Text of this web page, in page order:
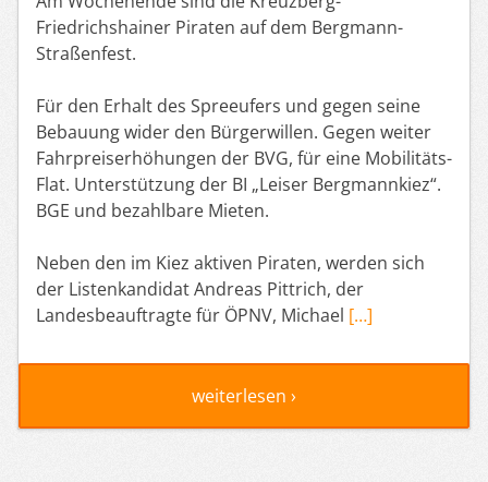
Friedrichshainer Piraten auf dem Bergmann-
Straßenfest.
Für den Erhalt des Spreeufers und gegen seine
Bebauung wider den Bürgerwillen. Gegen weiter
Fahrpreiserhöhungen der BVG, für eine Mobilitäts-
Flat. Unterstützung der BI „Leiser Bergmannkiez“.
BGE und bezahlbare Mieten.
Neben den im Kiez aktiven Piraten, werden sich
der Listenkandidat Andreas Pittrich, der
Landesbeauftragte für ÖPNV, Michael […]
weiterlesen ›